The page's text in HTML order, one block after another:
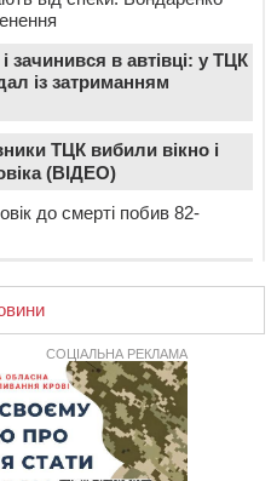
зачинився в автівці: у ТЦК
із затриманням
ТЦК вибили вікно і
(ВІДЕО)
до смерті побив 82-
загинув?”: для
серію унікальних
добу гасять пожежу
СОЦІАЛЬНА РЕКЛАМА